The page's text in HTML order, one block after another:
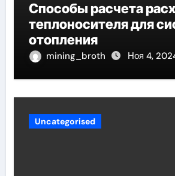
Способы расчета
теплоносителя для
отопления
mining_broth Ноя 4,
Uncategorised